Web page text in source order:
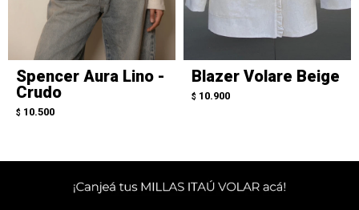
Spencer Aura Lino -
Crudo
$ 10.500
Blazer Volare Beige
$ 10.900